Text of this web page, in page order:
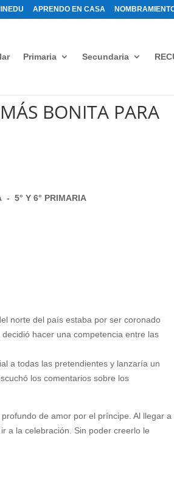
APRENDO EN CASA
Primaria Secundaria
BONITA PARA
- 5° Y 6° PRIMARIA
norte del país estaba por ser coronado
hacer una competencia entre las
a todas las pretendientes y lanzaría un
los comentarios sobre los
de amor por el príncipe. Al llegar a
a la celebración. Sin poder creerlo le